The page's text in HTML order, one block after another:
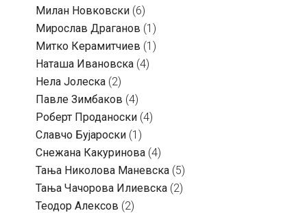
Милан Новковски (6)
Мирослав Драганов (1)
Митко Керамитчиев (1)
Наташа Ивановска (4)
Нела Јолеска (2)
Павле Зимбаков (4)
Роберт Проданоски (4)
Славчо Бујароски (1)
Снежана Какуринова (4)
Тања Николова Маневска (5)
Тања Чачорова Илиевска (2)
Теодор Алексов (2)